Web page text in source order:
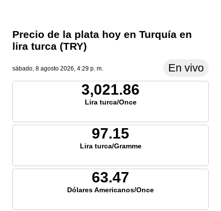
Precio de la plata hoy en Turquía en
lira turca (TRY)
sábado, 8 agosto 2026, 4:29 p. m. En vivo
3,021.86
Lira turca/Once
97.15
Lira turca/Gramme
63.47
Dólares Americanos/Once